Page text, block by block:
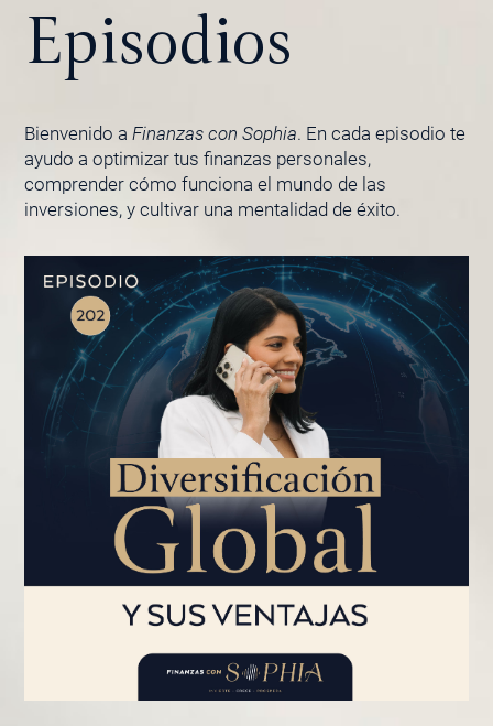
Episodios
Bienvenido a Finanzas con Sophia. En cada episodio te
ayudo a optimizar tus finanzas personales,
comprender cómo funciona el mundo de las
inversiones, y cultivar una mentalidad de éxito.
PÁGINA
PÁGINA
PÁGINAPÁGINA